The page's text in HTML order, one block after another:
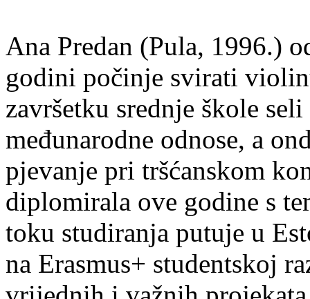
Ana Predan (Pula, 1996.)
godini počinje svirati
završetku srednje škole
međunarodne odnose, a
pjevanje pri tršćanskom
diplomirala ove godine s
toku studiranja putuje u
na Erasmus+ studentskoj